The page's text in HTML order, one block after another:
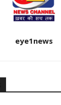
eye1news